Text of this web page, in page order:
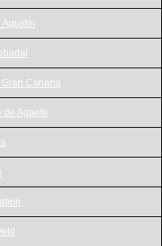
Agustín
Canaria
de Agaete